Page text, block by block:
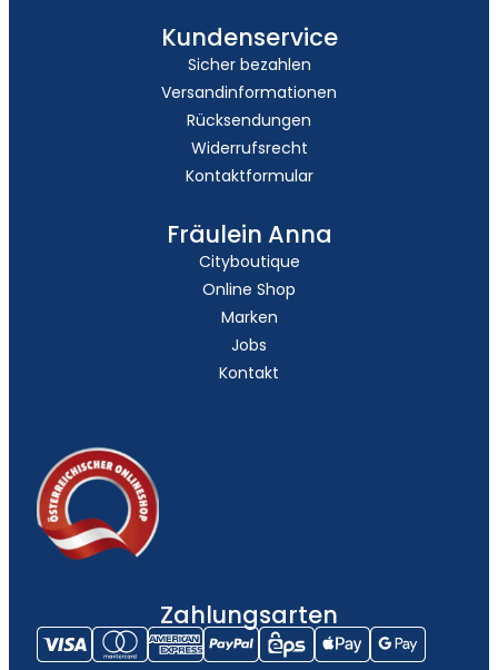
Kundenservice
Sicher bezahlen
Versandinformationen
Rücksendungen
Widerrufsrecht
Kontaktformular
Fräulein Anna
Cityboutique
Online Shop
Marken
Jobs
Kontakt
Zahlungsarten